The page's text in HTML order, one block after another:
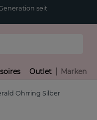
seit
Outlet Marken
Ohrring Silber